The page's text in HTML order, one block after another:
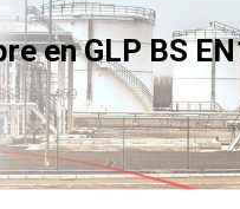
en GLP BS
EN15469